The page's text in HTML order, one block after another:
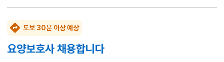
도보 30분 이상 예상
요양보호사 채용합니다